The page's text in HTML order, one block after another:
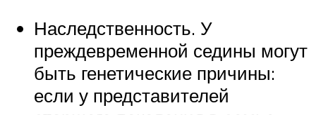
Наследственность. У
преждевременной седины могут
быть генетические причины:
если у представителей